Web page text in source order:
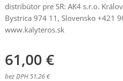
distribútor pre SR: AK4 s.r.o.
Bystrica 974 11, Slovensko +421
www.kalyteros.sk
61,00 €
bez DPH 51,26 €